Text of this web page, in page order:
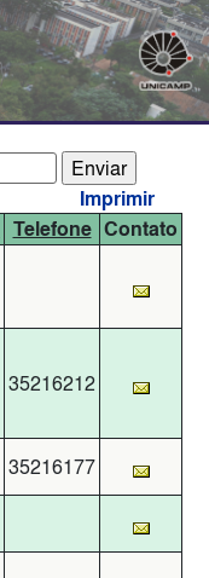
Imprimir
Telefone Contato
35216212
35216177